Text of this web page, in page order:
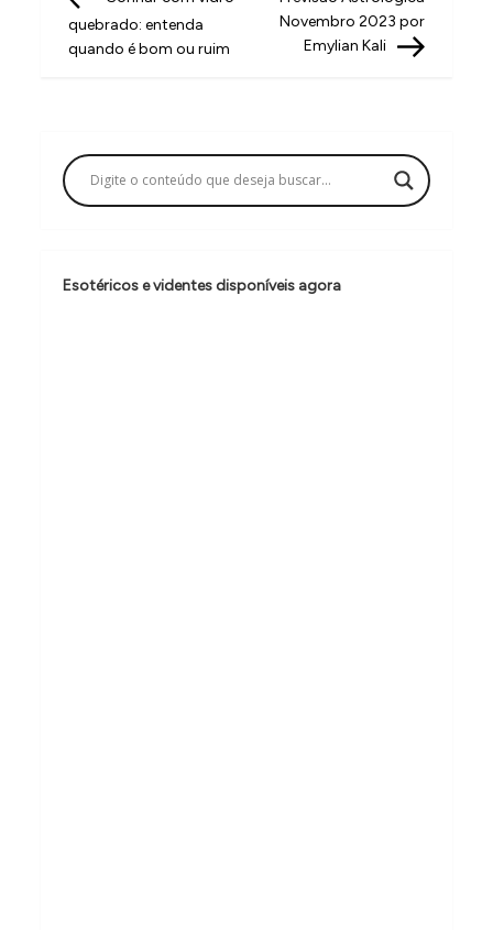
a
v
a
ç
o
d
quebrado: entenda
quando é bom ou ruim
Novembro 2023 por
Emylian Kali
Esotéricos e videntes disponíveis agora